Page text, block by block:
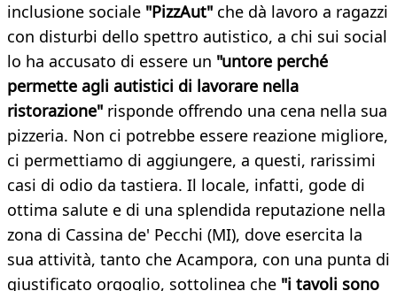
inclusione sociale "PizzAut" che dà lavoro a ragazzi
con disturbi dello spettro autistico, a chi sui social
lo ha accusato di essere un "untore perché
permette agli autistici di lavorare nella
ristorazione" risponde offrendo una cena nella sua
pizzeria. Non ci potrebbe essere reazione migliore,
ci permettiamo di aggiungere, a questi, rarissimi
casi di odio da tastiera. Il locale, infatti, gode di
ottima salute e di una splendida reputazione nella
zona di Cassina de' Pecchi (MI), dove esercita la
sua attività, tanto che Acampora, con una punta di
giustificato orgoglio, sottolinea che "i tavoli sono